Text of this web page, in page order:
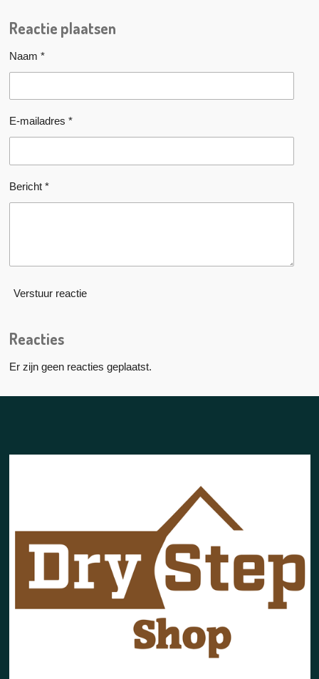
e
n
l
r
e
e
n
Reactie plaatsen
Naam *
E-mailadres *
Bericht *
Verstuur reactie
Reacties
Er zijn geen reacties geplaatst.